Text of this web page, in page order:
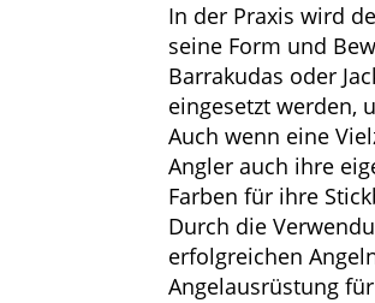
In der Praxis wird
seine Form und
Barrakudas oder
eingesetzt werden,
Auch wenn eine
Angler auch ihre
Farben für ihre
Durch die
erfolgreichen
Angelausrüstung